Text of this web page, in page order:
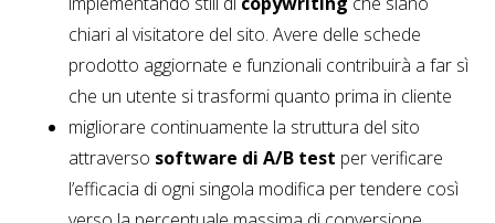
chiari al visitatore del sito. Avere delle schede
prodotto aggiornate e funzionali contribuirà a far sì
che un utente si trasformi quanto prima in cliente
migliorare continuamente la struttura del sito
attraverso software di A/B test per verificare
l’efficacia di ogni singola modifica per tendere così